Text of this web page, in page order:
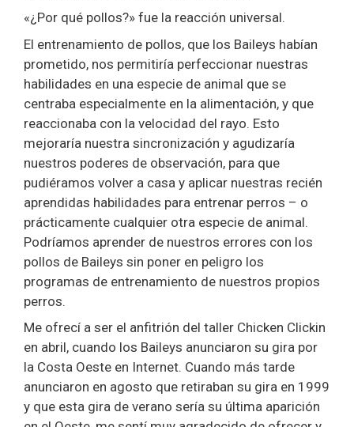
«¿Por qué pollos?» fue la reacción universal.
El entrenamiento de pollos, que los Baileys habían
prometido, nos permitiría perfeccionar nuestras
habilidades en una especie de animal que se
centraba especialmente en la alimentación, y que
reaccionaba con la velocidad del rayo. Esto
mejoraría nuestra sincronización y agudizaría
nuestros poderes de observación, para que
pudiéramos volver a casa y aplicar nuestras recién
aprendidas habilidades para entrenar perros – o
prácticamente cualquier otra especie de animal.
Podríamos aprender de nuestros errores con los
pollos de Baileys sin poner en peligro los
programas de entrenamiento de nuestros propios
perros.
Me ofrecí a ser el anfitrión del taller Chicken Clickin
en abril, cuando los Baileys anunciaron su gira por
la Costa Oeste en Internet. Cuando más tarde
anunciaron en agosto que retiraban su gira en 1999
y que esta gira de verano sería su última aparición